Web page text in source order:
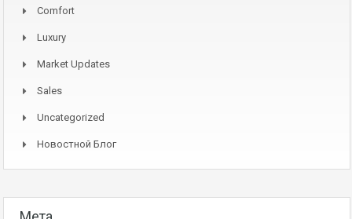
Comfort
Luxury
Market Updates
Sales
Uncategorized
Новостной Блог